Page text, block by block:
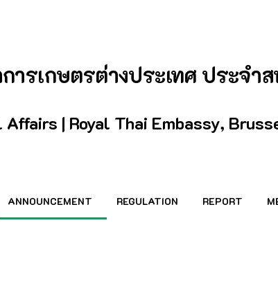
ารเกษตรต่างประเทศ ประจำ
| Royal Thai Embassy,
ANNOUNCEMENT REGULATION REPORT